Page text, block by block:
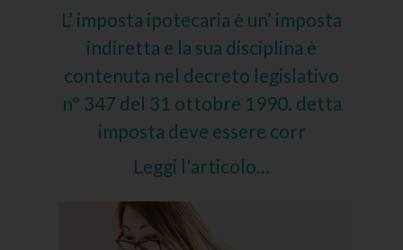
L’ imposta ipotecaria è un’ imposta
indiretta e la sua disciplina è
contenuta nel decreto legislativo
n° 347 del 31 ottobre 1990. detta
imposta deve essere corr
Leggi l'articolo...